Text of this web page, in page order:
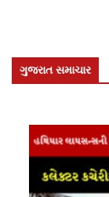
ગુજરાત સમાચાર